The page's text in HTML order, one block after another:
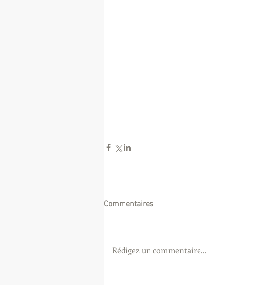
Commentaires
Rédigez un commentaire...